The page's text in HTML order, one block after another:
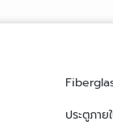
ประตูภาย